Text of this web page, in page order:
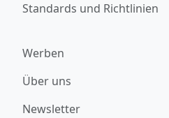
Standards und Richtlinien
Werben
Über uns
Newsletter